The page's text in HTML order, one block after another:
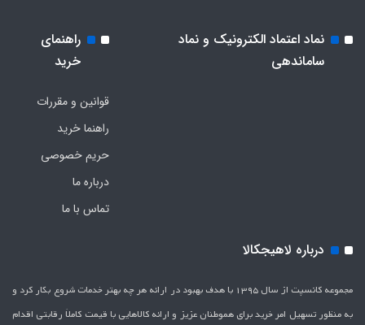
نماد اعتماد الکترونیک و نماد
ساماندهی
راهنمای
خرید
قوانین و مقررات
راهنما خرید
حریم خصوصی
درباره ما
تماس با ما
درباره لاهیجکالا
مجموعه کانسپت از سال 1395 با هدف بهبود در ارائه هر چه بهتر خدمات شروع بکار کرد و
به منظور تسهیل امر خرید برای هموطنان عزیز و ارائه کالاهایی با قیمت کاملاَ رقابتی اقدام